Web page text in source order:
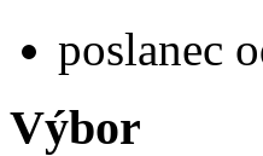
poslanec
Výbor